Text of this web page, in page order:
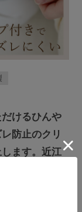
けるひんや
防止のクリ
ます。近江
本製です。